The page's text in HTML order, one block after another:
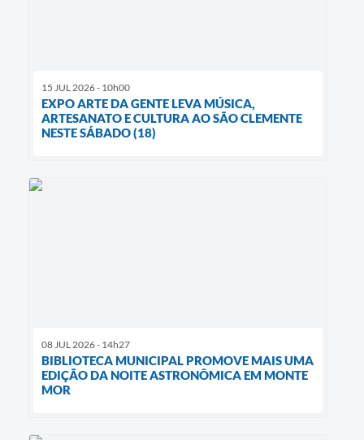
15 JUL 2026 - 10h00
EXPO ARTE DA GENTE LEVA MÚSICA,
ARTESANATO E CULTURA AO SÃO CLEMENTE
NESTE SÁBADO (18)
08 JUL 2026 - 14h27
BIBLIOTECA MUNICIPAL PROMOVE MAIS UMA
EDIÇÃO DA NOITE ASTRONÔMICA EM MONTE
MOR